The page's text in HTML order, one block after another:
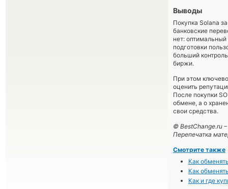
Выводы
Покупка Solana
банковские
нет:
подготовки
больший
биржи.
При этом
оценить
После покупки
обмене, а о
свои средства.
© BestChange.ru –
Перепечатка
Смотрите также
Как
Как
Как и где